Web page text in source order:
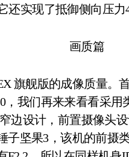
还实现了抵御侧向压力
画质篇
旗舰版的成像质量。
，我们再来来看看采
边设计，前置摄像头
子坚果3，该机的前摄